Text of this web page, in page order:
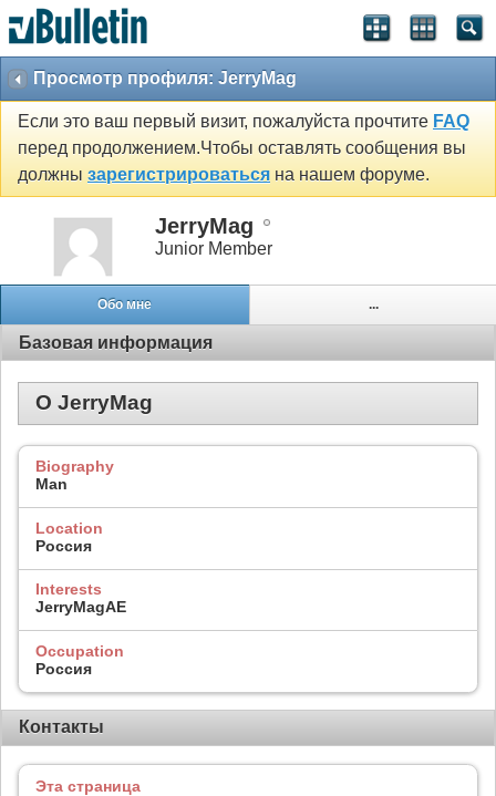
Просмотр профиля: JerryMag
Если это ваш первый визит, пожалуйста прочтите FAQ
перед продолжением.Чтобы оставлять сообщения вы
должны зарегистрироваться на нашем форуме.
JerryMag
Junior Member
Обо мне ...
Базовая информация
О JerryMag
Biography
Man
Location
Россия
Interests
JerryMagAE
Occupation
Россия
Контакты
Эта страница